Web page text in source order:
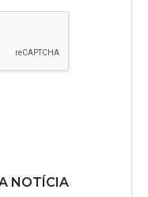
NOTÍCIA